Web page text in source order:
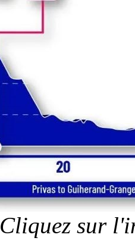
Cliquez sur